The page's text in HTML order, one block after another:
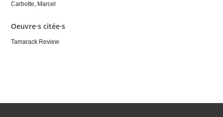
Carbotte, Marcel
Oeuvre·s citée·s
Tamarack Review